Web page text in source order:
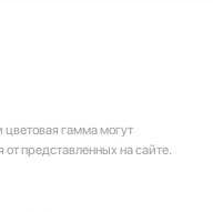
цветовая гамма могут
от представленных на сайте.